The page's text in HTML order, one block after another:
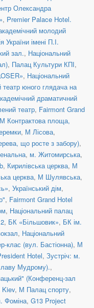
Олександра
, Premier Palace Hotel.
молодий
України імені П.І.
зал., Національний
, Палац Культури КПІ,
, Національний
театр юного глядача на
драматичний
театр, Fairmont Grand
М Контрактова площа,
, М Лісова,
що росте з забору),
, м. Житомирська,
, Кирилівська церква, М
церква, М Шулявська,
, Український дім,
, Fairmont Grand Hotel
, Національний палац
, БК «Більшовик», БК ім.
, Національний
клас (вул. Бастіонна), М
Hotel, Зустріч: м.
Мудрому).,
(Конференц-зал
Kiev, М Палац спорту,
Фоміна, G13 Project